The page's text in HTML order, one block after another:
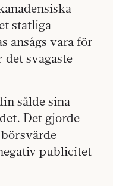
statliga
ansågs vara för
svagaste
sålde sina
Det gjorde
publicitet